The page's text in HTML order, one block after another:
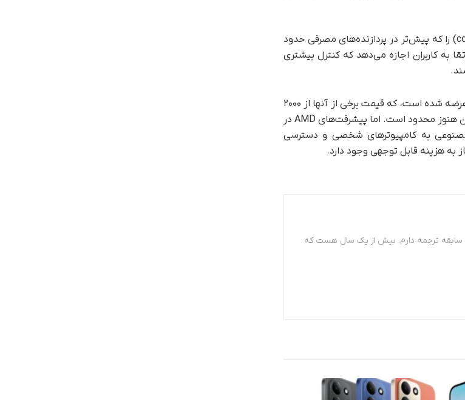
همچنین شرکت AMD موفق شده است اندازه متن ورودی (context size) را که پیش‌تر در پردازنده‌های مصرفی حدود
افزایش دهد. این ارتقا به کاربران اجازه می‌دهد که کنترل بیشتری
در حال حاضر، پلتفرم Strix Halo تنها روی تعداد محدودی از دستگاه‌ها عرضه شده است، که قیمت برخی از آنها از ۲۰۰۰
دلار نیز فراتر می‌رود و به همین دلیل دسترسی به این فناوری برای همگان هنوز محدود است. اما پیشرفت‌های AMD در
به کامپیوترهای شخصی و دسترسی
به هزینه قابل توجهی وجود دارد.
در حوزه های مختلف سابقه ترجمه دارم. بیش از یک سال هست که